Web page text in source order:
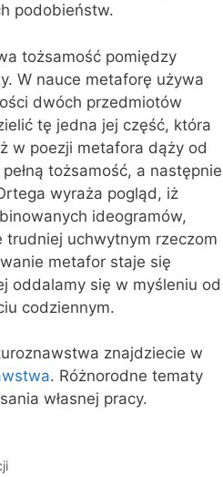
podobieństw.
tożsamość pomiędzy
W nauce metaforę używa
dwóch przedmiotów
tę jedna jej część, która
w poezji metafora dąży od
tożsamość, a następnie
wyraża pogląd, iż
ideogramów,
uchwytnym rzeczom
metafor staje się
oddalamy się w myśleniu od
codziennym.
znajdziecie w
. Różnorodne tematy
własnej pracy.